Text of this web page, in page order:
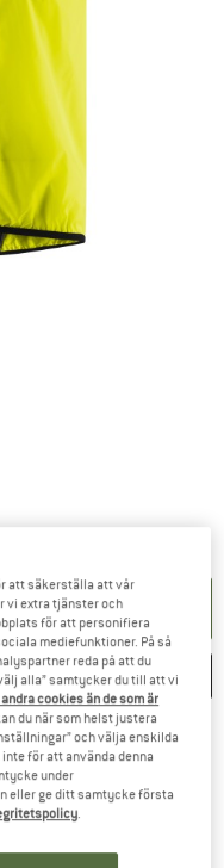
JÄMFÖR
här! Öppnas i
här Öppnas i en
all information här!
att säkerställa att vår
vi extra tjänster och
för att personifiera
mediefunktioner. På så
reda på att du
alla” samtycker du till att vi
cookies än de som är
du när som helst justera
och välja enskilda
för att använda denna
under
eller ge ditt samtycke första
.